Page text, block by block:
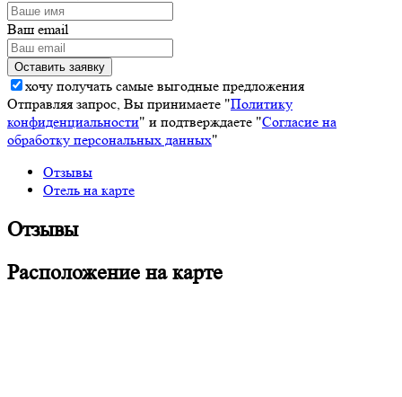
Ваш email
хочу получать самые выгодные предложения
Отправляя запрос, Вы принимаете "Политику
конфиденциальности" и подтверждаете "Согласие на
обработку персональных данных"
Отзывы
Отель на карте
Отзывы
Расположение на карте